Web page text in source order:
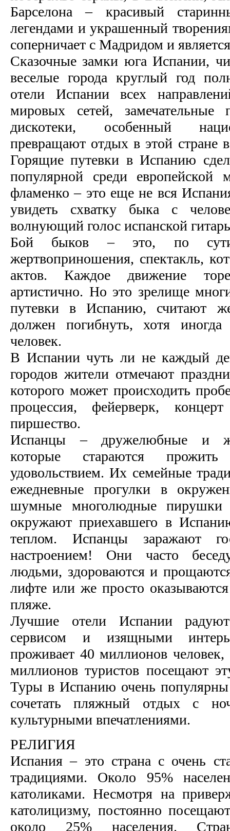
Барселона – красивый
легендами и украшенный
соперничает с Мадридом и
Сказочные замки юга Испании,
веселые города круглый год
отели Испании всех
мировых сетей, замечательные
дискотеки, особенный
превращают отдых в этой стране
Горящие путевки в Испанию
популярной среди европейской
фламенко – это еще не вся
увидеть схватку быка с
волнующий голос испанской
Бой быков – это, по
жертвоприношения, спектакль,
актов. Каждое движение
артистично. Но это зрелище
путевки в Испанию, считают
должен погибнуть, хотя
человек.
В Испании чуть ли не каждый
городов жители отмечают
которого может происходить
процессия, фейерверк,
пиршество.
Испанцы – дружелюбные и
которые стараются
удовольствием. Их семейные
ежедневные прогулки в
шумные многолюдные
окружают приехавшего в
теплом. Испанцы заражают
настроением! Они часто
людьми, здороваются и
лифте или же просто
пляже.
Лучшие отели Испании
сервисом и изящными
проживает 40 миллионов
миллионов туристов посещают
Туры в Испанию очень
сочетать пляжный отдых с
культурными впечатлениями.
РЕЛИГИЯ
Испания – это страна с очень
традициями. Около 95%
католиками. Несмотря на
католицизму, постоянно
около 25% населения.